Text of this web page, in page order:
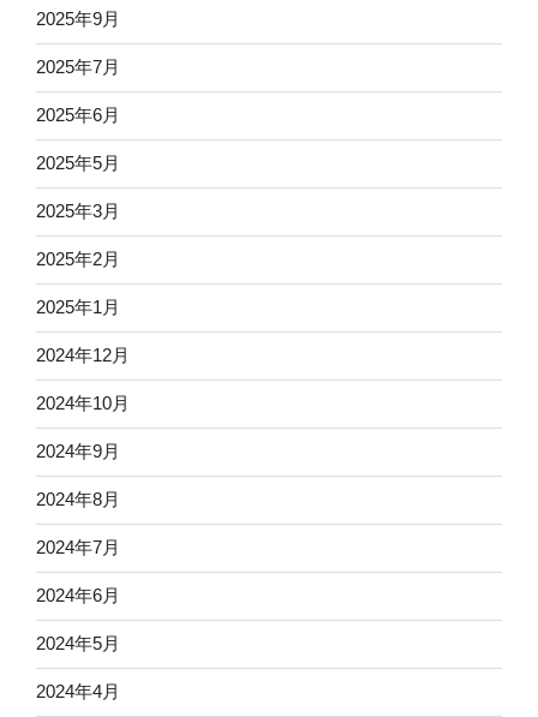
2025年9月
2025年7月
2025年6月
2025年5月
2025年3月
2025年2月
2025年1月
2024年12月
2024年10月
2024年9月
2024年8月
2024年7月
2024年6月
2024年5月
2024年4月